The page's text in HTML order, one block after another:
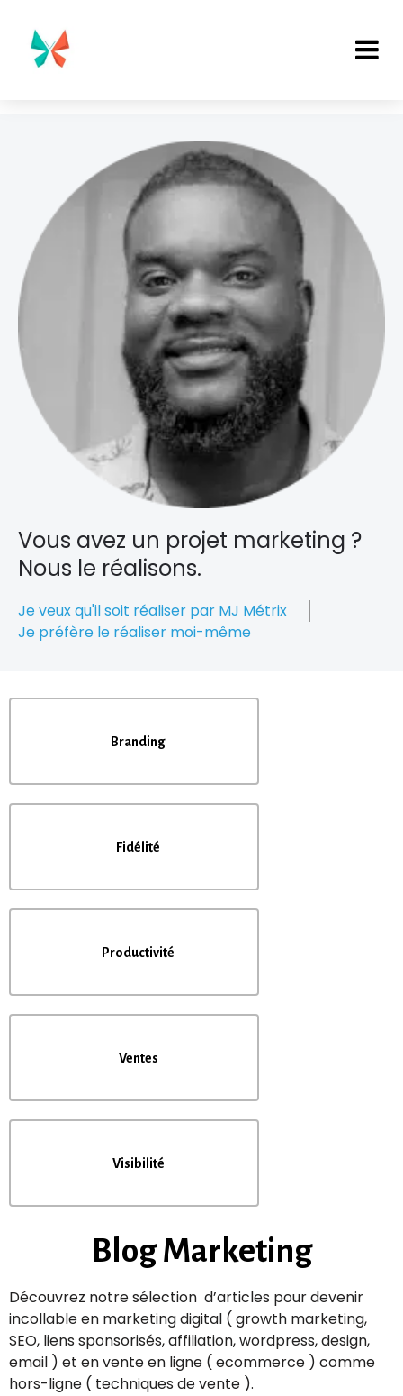
Vous avez un projet marketing ?
Nous le réalisons.
Je veux qu'il soit réaliser par MJ Métrix
Je préfère le réaliser moi-même
Branding
Fidélité
Productivité
Ventes
Visibilité
Blog Marketing
Découvrez notre sélection d’articles pour devenir
incollable en marketing digital ( growth marketing,
SEO, liens sponsorisés, affiliation, wordpress, design,
email ) et en vente en ligne ( ecommerce ) comme
hors-ligne ( techniques de vente ).